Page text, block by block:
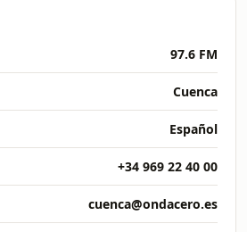
97.6 FM
Cuenca
Español
+34 969 22 40 00
cuenca@ondacero.es